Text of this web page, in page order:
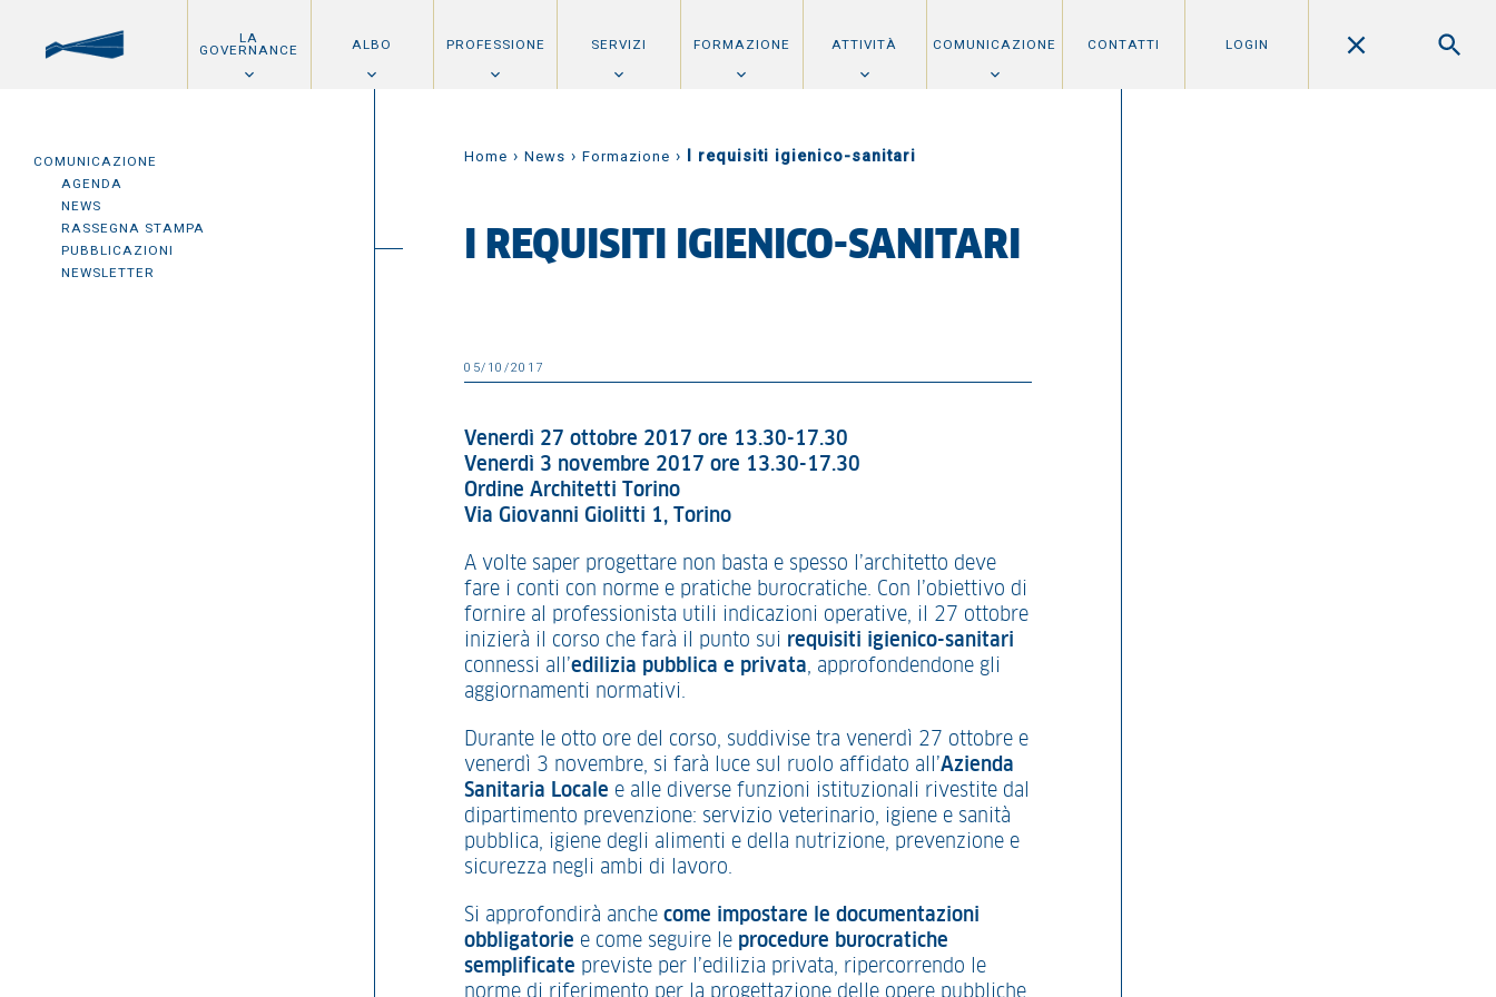
LA
GOVERNANCE ALBO PROFESSIONE SERVIZI FORMAZIONE ATTIVITÀ COMUNICAZIONE CONTATTI LOGIN
COMUNICAZIONE
AGENDA
NEWS
RASSEGNA STAMPA
PUBBLICAZIONI
NEWSLETTER
Home › News › Formazione › I requisiti igienico-sanitari
I REQUISITI IGIENICO-SANITARI
05/10/2017
Venerdì 27 ottobre 2017 ore 13.30-17.30
Venerdì 3 novembre 2017 ore 13.30-17.30
Ordine Architetti Torino
Via Giovanni Giolitti 1, Torino
A volte saper progettare non basta e spesso l’architetto deve
fare i conti con norme e pratiche burocratiche. Con l’obiettivo di
fornire al professionista utili indicazioni operative, il 27 ottobre
inizierà il corso che farà il punto sui requisiti igienico-sanitari
connessi all’edilizia pubblica e privata, approfondendone gli
aggiornamenti normativi.
Durante le otto ore del corso, suddivise tra venerdì 27 ottobre e
venerdì 3 novembre, si farà luce sul ruolo affidato all’Azienda
Sanitaria Locale e alle diverse funzioni istituzionali rivestite dal
dipartimento prevenzione: servizio veterinario, igiene e sanità
pubblica, igiene degli alimenti e della nutrizione, prevenzione e
sicurezza negli ambi di lavoro.
Si approfondirà anche come impostare le documentazioni
obbligatorie e come seguire le procedure burocratiche
semplificate previste per l’edilizia privata, ripercorrendo le
norme di riferimento per la progettazione delle opere pubbliche.